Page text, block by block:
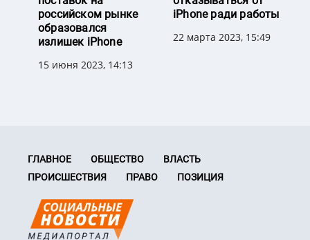
российском рынке
образовался
излишек iPhone
15 июня 2023, 14:13
iPhone ради работы
22 марта 2023, 15:49
ГЛАВНОЕ ОБЩЕСТВО
ВЛАСТЬ
ПРОИСШЕСТВИЯ
ПРАВО ПОЗИЦИЯ